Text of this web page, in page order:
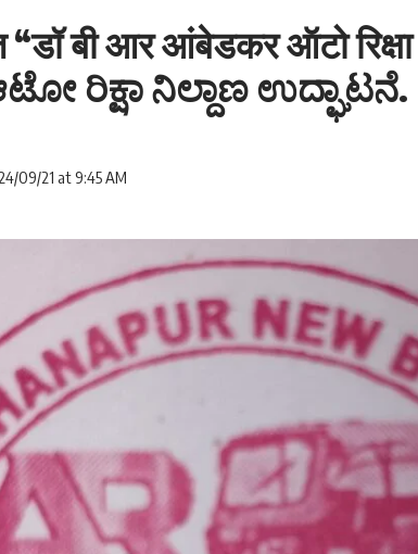
“डॉ बी आर आंबेडकर ऑटो
ರಿಕ್ಷಾ ನಿಲ್ದಾಣ ಉದ್ಘಾಟನೆ.
09/21 at 9:45 AM